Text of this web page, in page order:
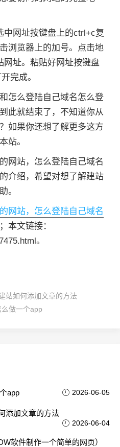
中网址按键盘上的ctrl+c复
浏览器上的加号。点击地
址。粘贴好网址按键盘
完成。
怎么登陆自己域名怎么登
此就结束了，不知道你从
如果你还想了解更多这方
站。
网站，怎么登陆自己域名
介绍，希望对想了解建站
。
网站，怎么登陆自己域名
；本文链接：
。
站如何添加文章的方法
做一个app
app 2026-06-05
添加文章的方法
2026-06-04
软件制作一个简单的网页）